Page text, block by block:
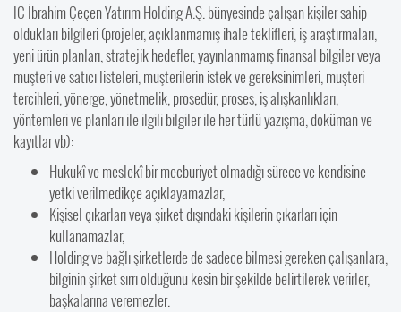
IC İbrahim Çeçen Yatırım Holding A.Ş. bünyesinde çalışan kişiler sahip
oldukları bilgileri (projeler, açıklanmamış ihale teklifleri, iş araştırmaları,
yeni ürün planları, stratejik hedefler, yayınlanmamış finansal bilgiler veya
müşteri ve satıcı listeleri, müşterilerin istek ve gereksinimleri, müşteri
tercihleri, yönerge, yönetmelik, prosedür, proses, iş alışkanlıkları,
yöntemleri ve planları ile ilgili bilgiler ile her türlü yazışma, doküman ve
kayıtlar vb):
Hukukî ve meslekî bir mecburiyet olmadığı sürece ve kendisine
yetki verilmedikçe açıklayamazlar,
Kişisel çıkarları veya şirket dışındaki kişilerin çıkarları için
kullanamazlar,
Holding ve bağlı şirketlerde de sadece bilmesi gereken çalışanlara,
bilginin şirket sırrı olduğunu kesin bir şekilde belirtilerek verirler,
başkalarına veremezler.